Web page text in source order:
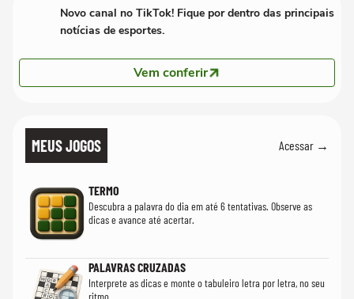
Novo canal no TikTok! Fique por dentro das principais
notícias de esportes.
Vem conferir
MEUS JOGOS Acessar →
TERMO
Descubra a palavra do dia em até 6 tentativas. Observe as
dicas e avance até acertar.
PALAVRAS CRUZADAS
Interprete as dicas e monte o tabuleiro letra por letra, no seu
ritmo.